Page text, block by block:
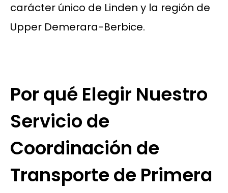
carácter único de Linden y la región de
Upper Demerara-Berbice.
Por qué Elegir Nuestro
Servicio de
Coordinación de
Transporte de Primera